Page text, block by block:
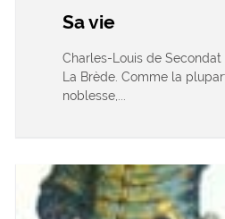
Sa vie
Charles-Louis de Secondat
La Brède. Comme la
noblesse,...